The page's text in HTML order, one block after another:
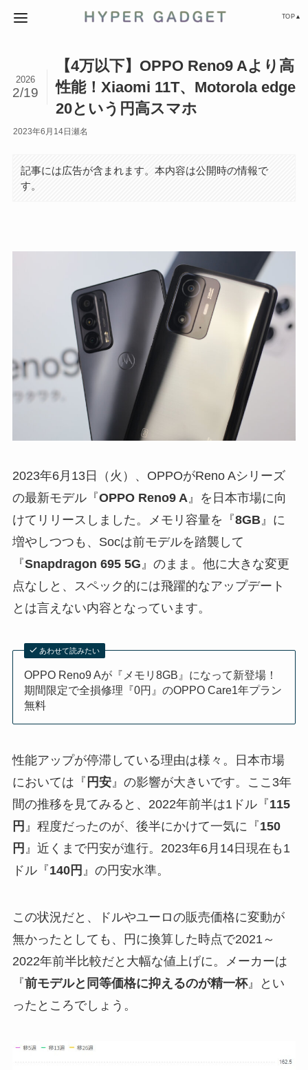
TOP▲
【4万以下】OPPO Reno9 Aより高
性能！Xiaomi 11T、Motorola edge
20という円高スマホ
2026
2/19
2023年6月14日 瀬名
記事には広告が含まれます。本内容は公開時の情報で
す。
2023年6月13日（火）、OPPOがReno Aシリーズ
の最新モデル『OPPO Reno9 A』を日本市場に向
けてリリースしました。メモリ容量を『8GB』に
増やしつつも、Socは前モデルを踏襲して
『Snapdragon 695 5G』のまま。他に大きな変更
点なしと、スペック的には飛躍的なアップデート
とは言えない内容となっています。
あわせて読みたい
OPPO Reno9 Aが『メモリ8GB』になって新登場！
期間限定で全損修理『0円』のOPPO Care1年プラン
無料
性能アップが停滞している理由は様々。日本市場
においては『 円安』の影響が大きいです。ここ3年
間の推移を見てみると、2022年前半は1ドル『115
円 』程度だったのが、後半にかけて一気に『150
円 』近くまで円安が進行。2023年6月14日現在も1
ドル『140円 』の円安水準。
この状況だと、ドルやユーロの販売価格に変動が
無かったとしても、円に換算した時点で2021～
2022年前半比較だと大幅な値上げに。メーカーは
『前モデルと同等価格に抑えるのが精一杯』とい
ったところでしょう。